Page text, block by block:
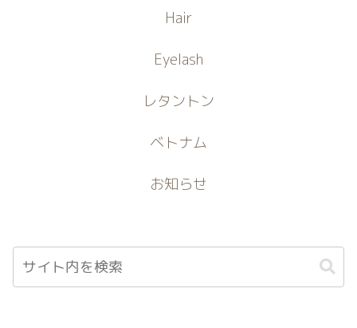
Hair
Eyelash
レタントン
ベトナム
お知らせ